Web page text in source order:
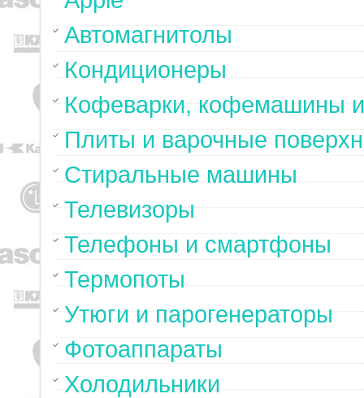
Автомагнитолы
Кондиционеры
Кофеварки, кофемашины
Плиты и варочные
Стиральные машины
Телевизоры
Телефоны и смартфоны
Термопоты
Утюги и парогенераторы
Фотоаппараты
Холодильники